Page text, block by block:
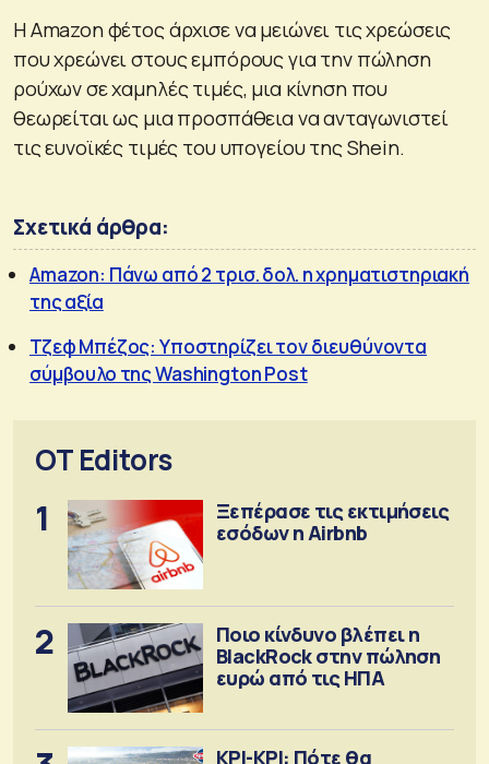
Η Amazon φέτος άρχισε να μειώνει τις χρεώσεις
που χρεώνει στους εμπόρους για την πώληση
ρούχων σε χαμηλές τιμές, μια κίνηση που
θεωρείται ως μια προσπάθεια να ανταγωνιστεί
τις ευνοϊκές τιμές του υπογείου της Shein.
Σχετικά άρθρα:
Amazon: Πάνω από 2 τρισ. δολ. η χρηματιστηριακή
της αξία
Τζεφ Μπέζος: Υποστηρίζει τον διευθύνοντα
σύμβουλο της Washington Post
OT Editors
1
Ξεπέρασε τις εκτιμήσεις
εσόδων η Airbnb
2
Ποιο κίνδυνο βλέπει η
BlackRock στην πώληση
ευρώ από τις ΗΠΑ
ΚΡΙ-ΚΡΙ: Πότε θα